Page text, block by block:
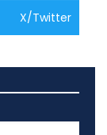
X/Twitter